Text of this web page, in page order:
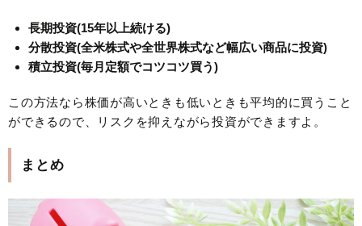
長期投資(15年以上続ける)
分散投資(全米株式や全世界株式など幅広い商品に投資)
積立投資(毎月定額でコツコツ買う)
この方法なら株価が高いときも低いときも平均的に買うこと
ができるので、リスクを抑えながら投資ができますよ。
まとめ